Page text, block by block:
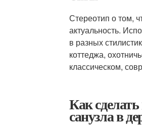
Стереотип о том,
актуальность.
в разных
коттеджа,
классическом,
Как
санузла в